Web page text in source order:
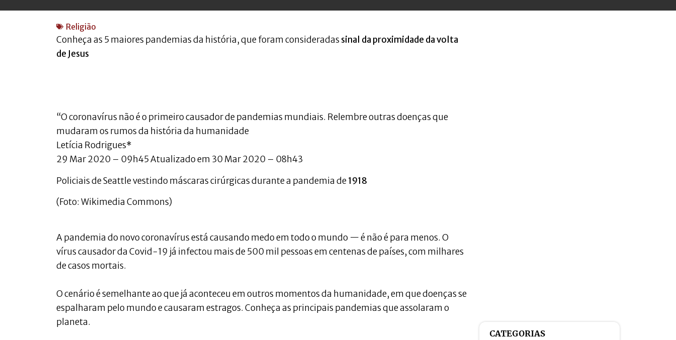
Religião
Conheça as 5 maiores pandemias da história, que foram consideradas sinal da proximidade da volta
de Jesus
“O coronavírus não é o primeiro causador de pandemias mundiais. Relembre outras doenças que
mudaram os rumos da história da humanidade
Letícia Rodrigues*
29 Mar 2020 – 09h45 Atualizado em 30 Mar 2020 – 08h43
Policiais de Seattle vestindo máscaras cirúrgicas durante a pandemia de1918
(Foto: Wikimedia Commons)
A pandemia do novo coronavírus está causando medo em todo o mundo — é não é para menos. O
vírus causador da Covid-19 já infectou mais de 500 mil pessoas em centenas de países, com milhares
de casos mortais.
O cenário é semelhante ao que já aconteceu em outros momentos da humanidade, em que doenças se
espalharam pelo mundo e causaram estragos. Conheça as principais pandemias que assolaram o
planeta.
CATEGORIAS